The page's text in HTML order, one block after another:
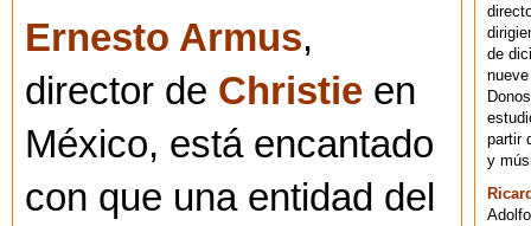
Ernesto Armus,
director de Christie en
México, está encantado
con que una entidad del
de
partir
y